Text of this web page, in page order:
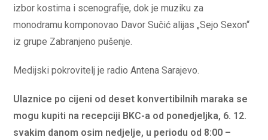
izbor kostima i scenografije, dok je muziku za
monodramu komponovao Davor Sučić alijas „Sejo Sexon“
iz grupe Zabranjeno pušenje.
Medijski pokrovitelj je radio Antena Sarajevo.
Ulaznice po cijeni od deset konvertibilnih maraka se
mogu kupiti na recepciji BKC-a od ponedjeljka, 6. 12.
svakim danom osim nedjelje, u periodu od 8:00 –